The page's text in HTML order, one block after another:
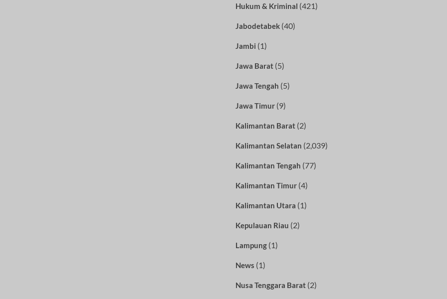
Hukum & Kriminal (421)
Jabodetabek(40)
Jambi (1)
Jawa Barat(5)
Jawa Tengah (5)
Jawa Timur(9)
Kalimantan Barat(2)
Kalimantan Selatan (2,039)
Kalimantan Tengah (77)
Kalimantan Timur(4)
Kalimantan Utara (1)
Kepulauan Riau (2)
Lampung(1)
News (1)
Nusa Tenggara Barat(2)